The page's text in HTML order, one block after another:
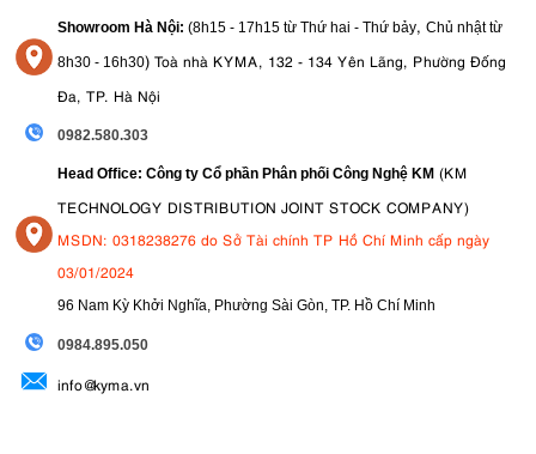
Showroom Hà Nội: (8h15 - 17h15 từ Thứ hai - Thứ bảy, Chủ nhật từ
8h30 - 16h30) Toà nhà KYMA, 132 - 134 Yên Lãng, Phường Đống
Đa, TP. Hà Nội
0982.580.303
Head Office: Công ty Cổ phần Phân phối Công Nghệ KM (KM
TECHNOLOGY DISTRIBUTION JOINT STOCK COMPANY)
MSDN: 0318238276 do Sở Tài chính TP Hồ Chí Minh cấp ngày
03/01/2024
96 Nam Kỳ Khởi Nghĩa, Phường Sài Gòn, TP. Hồ Chí Minh
0984.895.050
info@kyma.vn